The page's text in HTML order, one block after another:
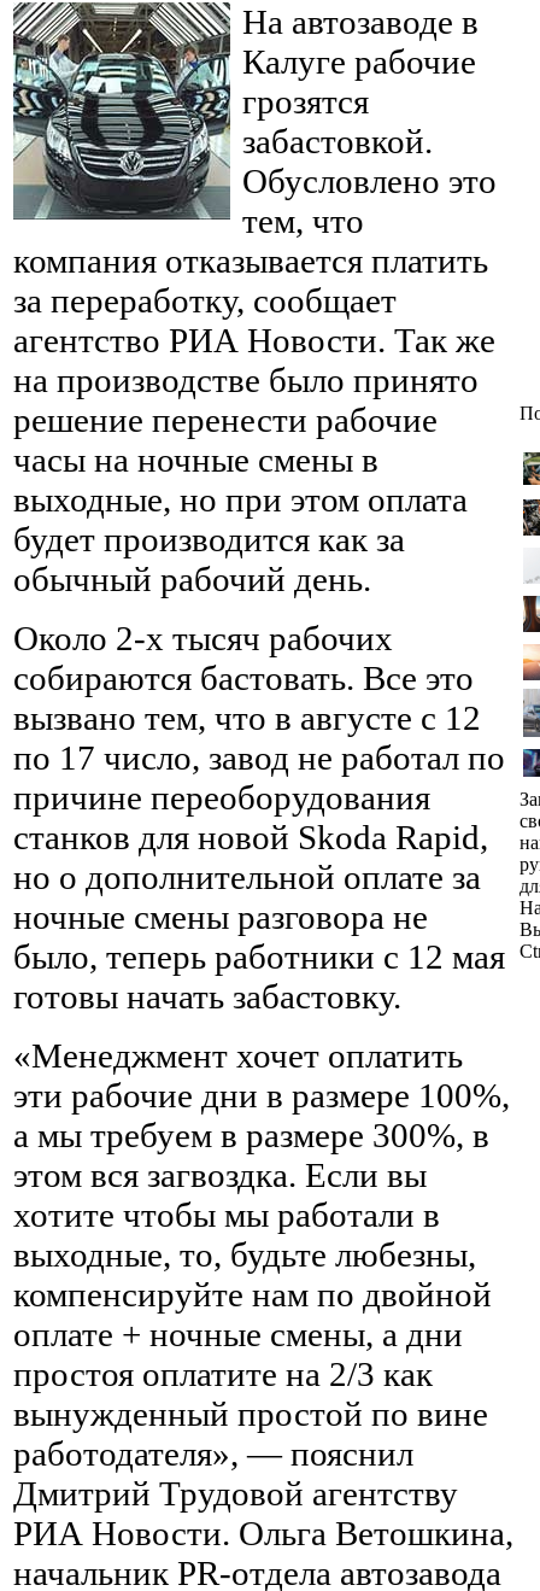
На автозаводе в
Калуге рабочие
грозятся
забастовкой.
Обусловлено это
тем, что
компания отказывается платить
за переработку, сообщает
агентство РИА Новости. Так же
на производстве было принято
решение перенести рабочие
часы на ночные смены в
выходные, но при этом оплата
будет производится как за
обычный рабочий день.
Около 2-х тысяч рабочих
собираются бастовать. Все это
вызвано тем, что в августе с 12
по 17 число, завод не работал по
причине переоборудования
станков для новой Skoda Rapid,
но о дополнительной оплате за
ночные смены разговора не
было, теперь работники с 12 мая
готовы начать забастовку.
«Менеджмент хочет оплатить
эти рабочие дни в размере 100%,
а мы требуем в размере 300%, в
этом вся загвоздка. Если вы
хотите чтобы мы работали в
выходные, то, будьте любезны,
компенсируйте нам по двойной
оплате + ночные смены, а дни
простоя оплатите на 2/3 как
вынужденный простой по вине
работодателя», — пояснил
Дмитрий Трудовой агентству
РИА Новости. Ольга Ветошкина,
начальник PR-отдела автозавода